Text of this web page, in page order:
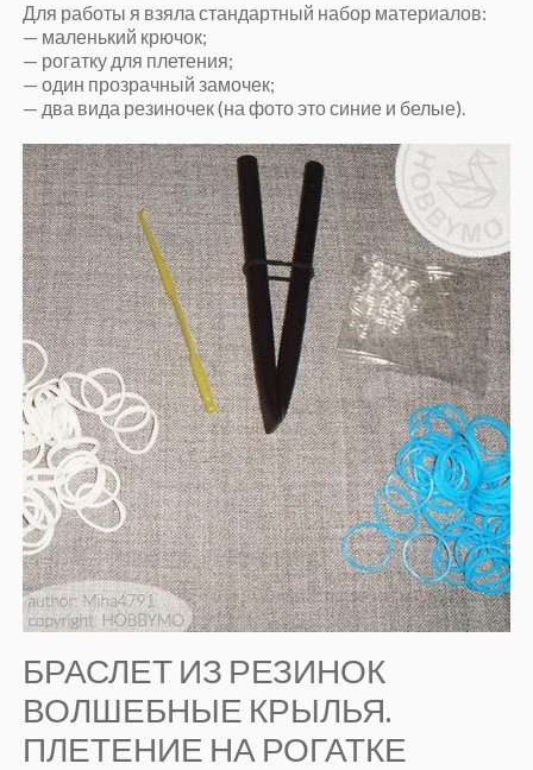
Для работы я взяла стандартный набор материалов:
— маленький крючок;
— рогатку для плетения;
— один прозрачный замочек;
— два вида резиночек (на фото это синие и белые).
БРАСЛЕТ ИЗ РЕЗИНОК
ВОЛШЕБНЫЕ КРЫЛЬЯ.
ПЛЕТЕНИЕ НА РОГАТКЕ